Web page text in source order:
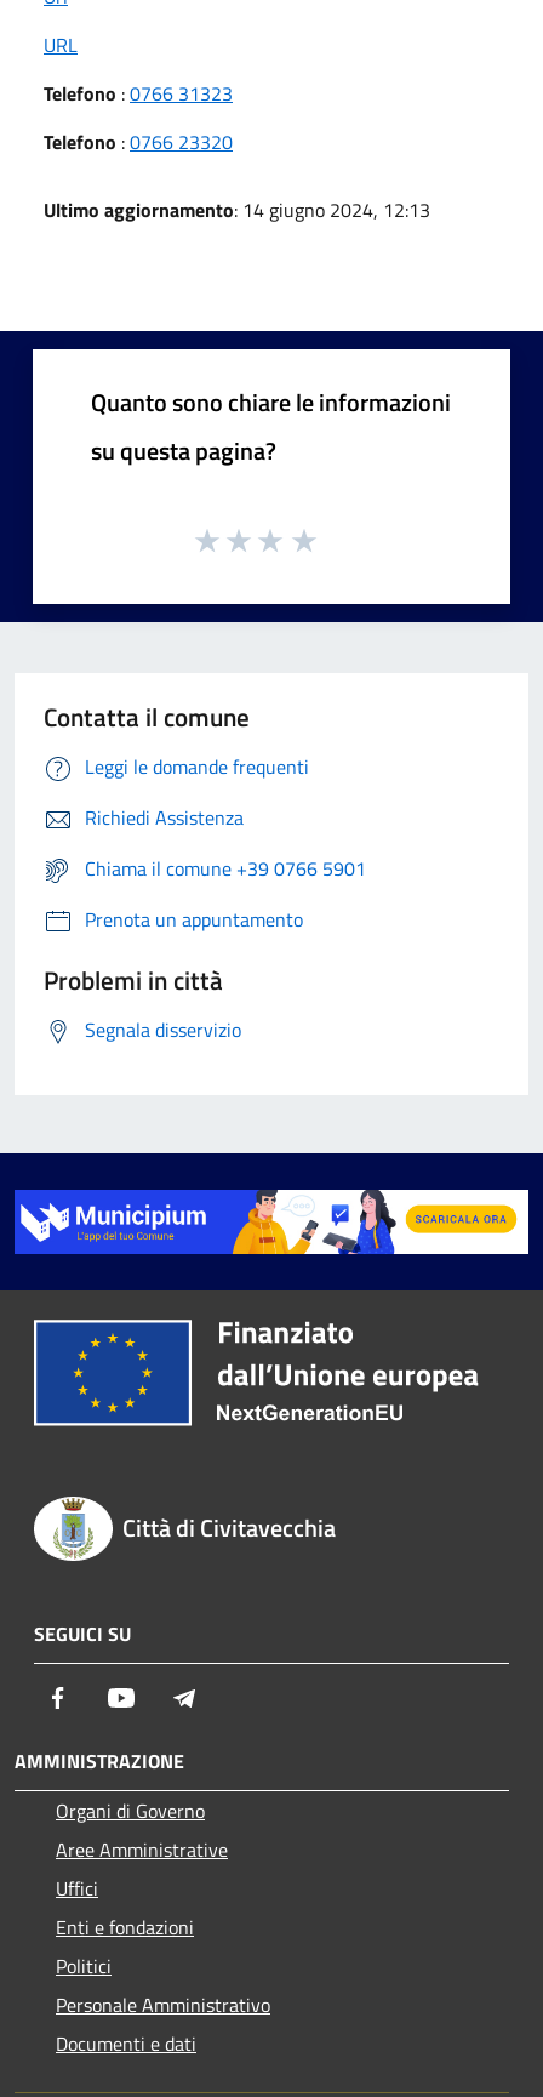
URL
Telefono :0766 31323
Telefono :0766 23320
Ultimo aggiornamento: 14 giugno 2024, 12:13
Quanto sono chiare le informazioni
su questa pagina?
Contatta il comune
Leggi le domande frequenti
Richiedi Assistenza
Chiama il comune +39 0766 5901
Prenota un appuntamento
Problemi in città
Segnala disservizio
Città di Civitavecchia
SEGUICI SU
Facebook Youtube
AMMINISTRAZIONE
Organi di Governo
Aree Amministrative
Uffici
Enti e fondazioni
Politici
Personale Amministrativo
Documenti e dati